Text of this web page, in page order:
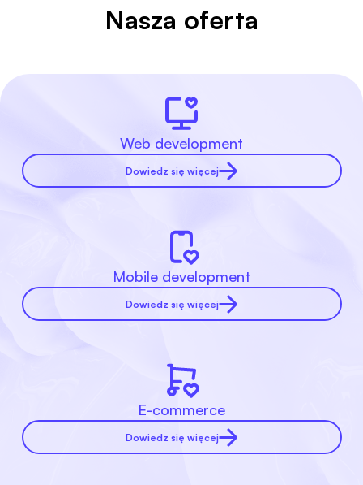
Nasza oferta
Web development
Dowiedz się więcej
Mobile development
Dowiedz się więcej
E-commerce
Dowiedz się więcej